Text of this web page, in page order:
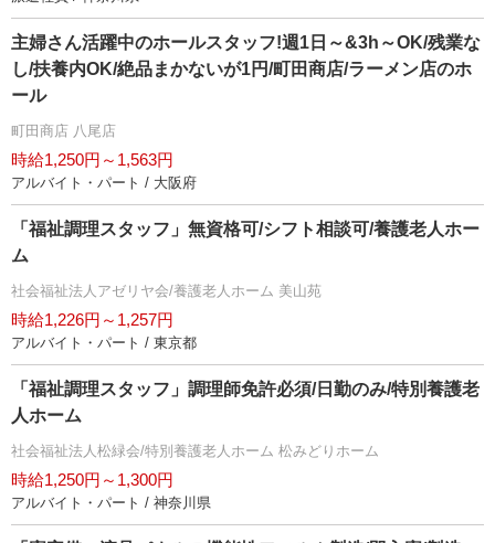
主婦さん活躍中のホールスタッフ!週1日～&3h～OK/残業な
し/扶養内OK/絶品まかないが1円/町田商店/ラーメン店のホ
ール
町田商店 八尾店
時給1,250円～1,563円
アルバイト・パート / 大阪府
「福祉調理スタッフ」無資格可/シフト相談可/養護老人ホー
ム
社会福祉法人アゼリヤ会/養護老人ホーム 美山苑
時給1,226円～1,257円
アルバイト・パート / 東京都
「福祉調理スタッフ」調理師免許必須/日勤のみ/特別養護老
人ホーム
社会福祉法人松緑会/特別養護老人ホーム 松みどりホーム
時給1,250円～1,300円
アルバイト・パート / 神奈川県